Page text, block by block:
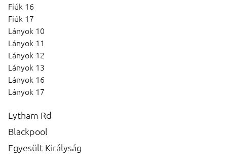
Fiúk 16
Fiúk 17
Lányok 10
Lányok 11
Lányok 12
Lányok 13
Lányok 16
Lányok 17
Lytham Rd
Blackpool
Egyesült Királyság